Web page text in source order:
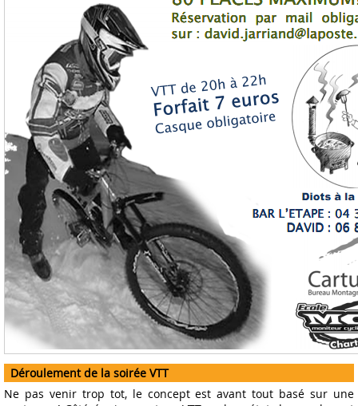
Déroulement de la soirée VTT
Ne pas venir trop tot, le concept est avant tout basé sur une